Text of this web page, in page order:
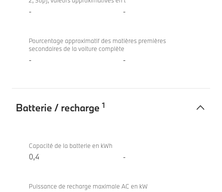
- -
Pourcentage approximatif des matières premières
secondaires de la voiture complète
- -
Batterie / recharge 1
recharge
xDrive40d
Capacité de la batterie en kWh
0,4 -
Puissance de recharge maximale AC en kW